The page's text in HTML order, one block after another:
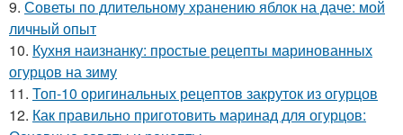
9. Советы по длительному хранению яблок на даче: мой
личный опыт
10. Кухня наизнанку: простые рецепты маринованных
огурцов на зиму
11. Топ-10 оригинальных рецептов закруток из огурцов
12. Как правильно приготовить маринад для огурцов: